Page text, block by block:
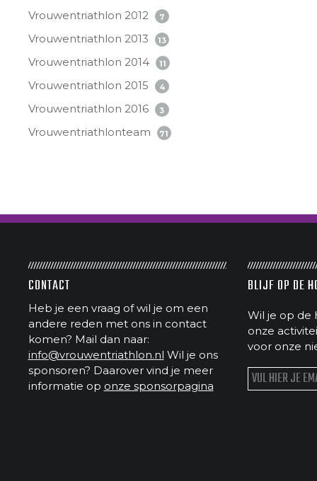
Vrouwentriathlon 2012 7
Vrouwentriathlon 2013 13
Vrouwentriathlon 2014 11
Vrouwentriathlon 2015 4
Vrouwentriathlon 2016 3
Vrouwentriathlonteam 71
CONTACT
Heb je een vraag of wil je om een
andere reden met ons in contact
komen? Mail dan naar:
info@vrouwentriathlon.nl Wil je ons
sponsoren? Daarover vind je meer
informatie op onze sponsorpagina
BLIJF OP DE
Wil je op de
onze
voor onze